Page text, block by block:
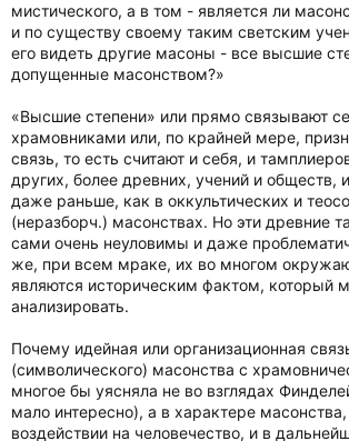
мистического, а в том - является ли
и по существу своему таким светским
его видеть другие масоны - все высшие
допущенные масонством?»
«Высшие степени» или прямо связывают
храмовниками или, по крайней мере,
связь, то есть считают и себя, и
других, более древних, учений и обществ,
даже раньше, как в оккультических и
(неразборч.) масонствах. Но эти древние
сами очень неуловимы и даже
же, при всем мраке, их во многом
являются историческим фактом, который
анализировать.
Почему идейная или организационная
(символического) масонства с
многое бы уясняла не во взглядах
мало интересно), а в характере масонства,
воздействии на человечество, и в